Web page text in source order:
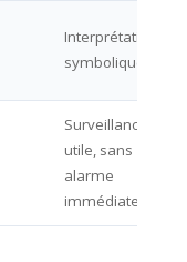
Interprétation
symbolique
Surveillance
utile, sans
alarme
immédiate